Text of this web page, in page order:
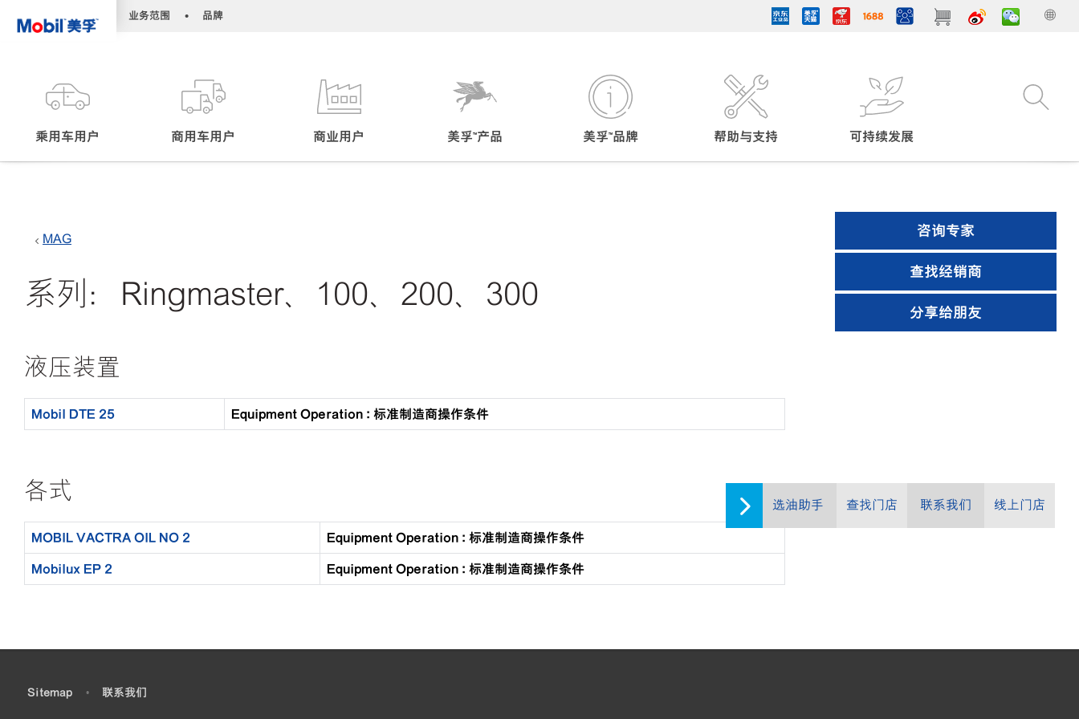
业务范围 • 品牌
乘用车用户 商用车用户 商业用户 美孚™产品 美孚™品牌 帮助与支持 可持续发展
选油助手 查找门店 联系我们 线上门店
MAG
系列：Ringmaster、100、200、300
液压装置
Mobil DTE 25 Equipment Operation : 标准制造商操作条件
各式
MOBIL VACTRA OIL NO 2 Equipment Operation : 标准制造商操作条件
Mobilux EP 2 Equipment Operation : 标准制造商操作条件
咨询专家
查找经销商
分享给朋友
Sitemap • 联系我们